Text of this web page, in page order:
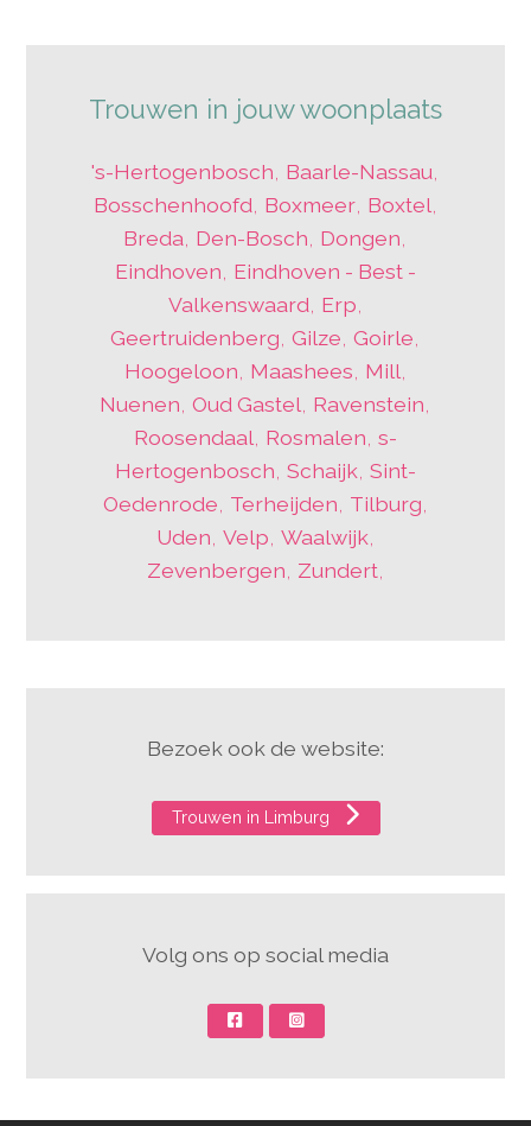
Trouwen in jouw woonplaats
's-Hertogenbosch Baarle-Nassau
Bosschenhoofd Boxmeer, Boxtel
Breda Den-Bosch Dongen
Eindhoven Eindhoven - Best -
Valkenswaard Erp
Geertruidenberg ,Gilze ,Goirle
Hoogeloon Maashees Mill
Nuenen ,Oud Gastel Ravenstein
Roosendaal Rosmalen s-
Hertogenbosch Schaijk Sint-
Oedenrode Terheijden Tilburg
Uden Velp Waalwijk
Zevenbergen Zundert,
Bezoek ook de website:
Trouwen in Limburg
Volg ons op social media